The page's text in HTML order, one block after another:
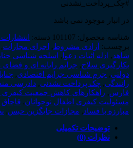
#چک_پرداخت_نشدنی
در انبار موجود نمی باشد
شناسه محصول: 101107 دسته:
برچسب: آزادی مشروط, اجرای مجازات,
شاهد, ادله اثبات دعوا , اسلحه شناسی
بکارگیری سلاح, جرایم رایانه ای و
دولتی, جرم شناسی جرایم اقتصادی,
رانندگی, چک پرداخت نشدنی, دادرسی
فارس, راهکارهای کاهش جمعیت کیفری
مسئولیت کیفری اطفال نوجوانان, قاچاق
مبارزه با فساد, مجازات جایگزین حبس,
توضیحات تکمیلی
نظرات (0)